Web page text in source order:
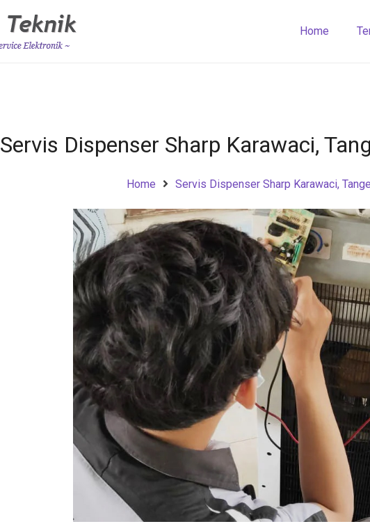
Home
Servis Dispenser Sharp Karawaci,
Home Servis Dispenser Sharp Karawaci,